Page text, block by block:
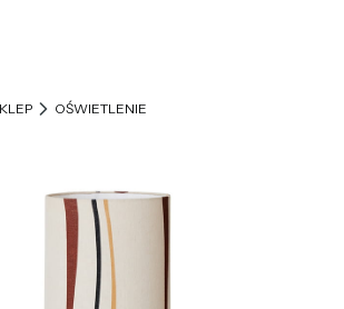
0. Zobacz szczegóły
OŚWIETLENIE